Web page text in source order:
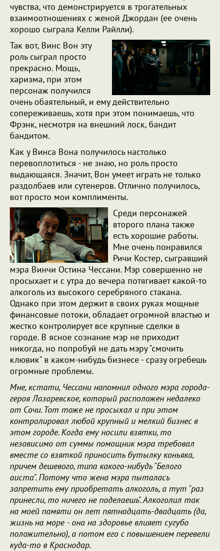
чувства, что демонстрируется в трогательных
взаимоотношениях с женой Джордан (ее очень
хорошо сыграла Келли Райлли).
Так вот, Винс Вон эту
роль сыграл просто
прекрасно. Мощь,
харизма, при этом
персонаж получился
очень обаятельный, и ему действительно
сопереживаешь, хотя при этом понимаешь, что
Фрэнк, несмотря на внешний лоск, бандит
бандитом.
Как у Винса Вона получилось настолько
перевоплотиться - не знаю, но роль просто
выдающаяся. Значит, Вон умеет играть не только
раздолбаев или сутенеров. Отлично получилось,
вот просто мои комплименты.
Среди персонажей
второго плана также
есть хорошие работы.
Мне очень понравился
Ричи Костер, сыгравший
мэра Винчи Остина Чессани. Мэр совершенно не
просыхает и с утра до вечера потягивает какой-то
алкоголь из высокого серебряного стакана.
Однако при этом держит в своих руках мощные
финансовые потоки, обладает огромной властью и
жестко контролирует все крупные сделки в
городе. В ясное сознание мэр не приходит
никогда, но попробуй не дать мэру "смочить
клювик" в каком-нибудь бизнесе - сразу огребешь
огромные проблемы.
Мне, кстати, Чессани напомнил одного мэра города-
героя Лазаревское, который расположен недалеко
от Сочи. Тот тоже не просыхал и при этом
контролировал любой крупный и мелкий бизнес в
этом городе. Когда ему носили взятки, то
независимо от суммы помощник мэра требовал
вместе со взяткой приносить бутылку коньяка,
причем дешевого, типа какого-нибудь "Белого
аиста". Потому что жена мэра пыталась
запретить ему приобретать алкоголь, а тут "раз
принесли, то ничего не поделаешь". Алкоголил так
на моей памяти он лет пятнадцать-двадцать (да,
жизнь на море - она на здоровье влияет сугубо
положительно), а потом его с повышением перевели
куда-то в Краснодар.